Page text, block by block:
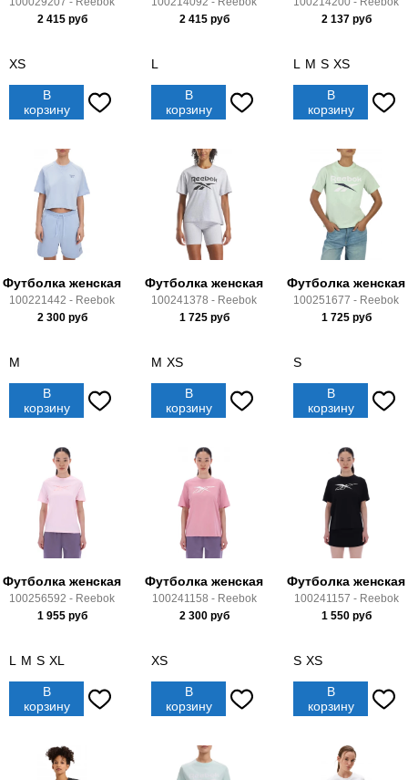
2 415руб
XS
В
корзину
2 415руб
L
В
корзину
2 137руб
L M S XS
В
корзину
Футболка женская
100221442 - Reebok
2 300руб
M
В
корзину
Футболка женская
100241378 - Reebok
1 725руб
M XS
В
корзину
Футболка женская
100251677 - Reebok
1 725руб
S
В
корзину
Футболка женская
100256592 - Reebok
1 955руб
L M S XL
В
корзину
Футболка женская
100241158 - Reebok
2 300руб
XS
В
корзину
Футболка женская
100241157 - Reebok
1 550руб
S XS
В
корзину